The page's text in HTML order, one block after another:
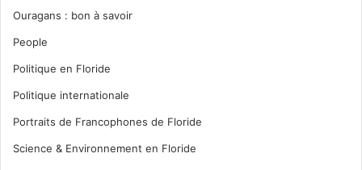
Ouragans : bon à savoir
People
Politique en Floride
Politique internationale
Portraits de Francophones de Floride
Science & Environnement en Floride